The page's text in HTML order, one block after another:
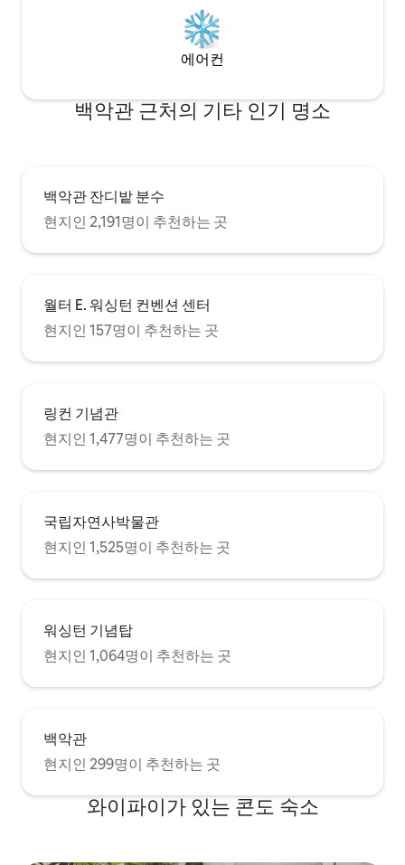
에어컨
백악관 근처의 기타 인기 명소
백악관 잔디밭 분수
현지인 2,191명이 추천하는 곳
월터 E. 워싱턴 컨벤션 센터
현지인 157명이 추천하는 곳
링컨 기념관
현지인 1,477명이 추천하는 곳
국립자연사박물관
현지인 1,525명이 추천하는 곳
워싱턴 기념탑
현지인 1,064명이 추천하는 곳
백악관
현지인 299명이 추천하는 곳
와이파이가 있는 콘도 숙소